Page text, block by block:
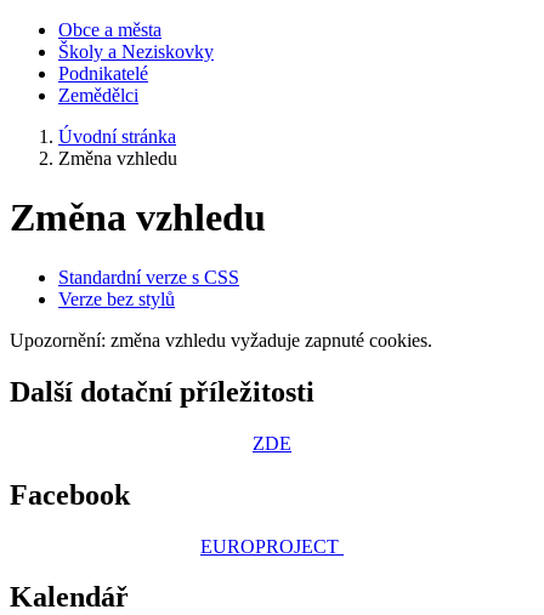
Obce a města
Školy a Neziskovky
Podnikatelé
Zemědělci
Úvodní stránka
Změna vzhledu
Změna vzhledu
Standardní verze s CSS
Verze bez stylů
Upozornění: změna vzhledu vyžaduje zapnuté cookies.
Další dotační příležitosti
ZDE
Facebook
EUROPROJECT
Kalendář